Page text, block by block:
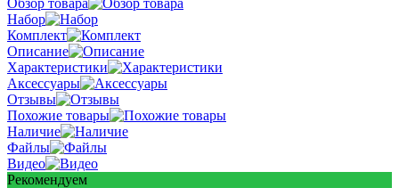
Набор
Комплект
Описание
Характеристики
Аксессуары
Отзывы
Похожие товары
Наличие
Файлы
Видео
Рекомендуем